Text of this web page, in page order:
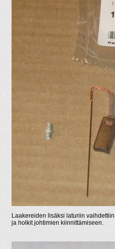
Laakereiden lisäksi laturiin
ja holkit johtimien kiinnittämiseen.